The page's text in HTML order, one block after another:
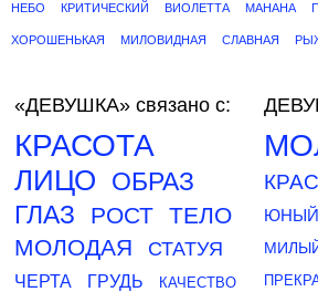
НЕБО КРИТИЧЕСКИЙ ВИОЛЕТТА МАНАНА
ХОРОШЕНЬКАЯ МИЛОВИДНАЯ СЛАВНАЯ
«ДЕВУШКА» связано с:
КРАСОТА
ЛИЦО
ОБРАЗ
ГЛАЗ
РОСТ
ТЕЛО
МОЛОДАЯ
СТАТУЯ
ЧЕРТА ГРУДЬ
КАЧЕСТВО
ЮНЫЙ